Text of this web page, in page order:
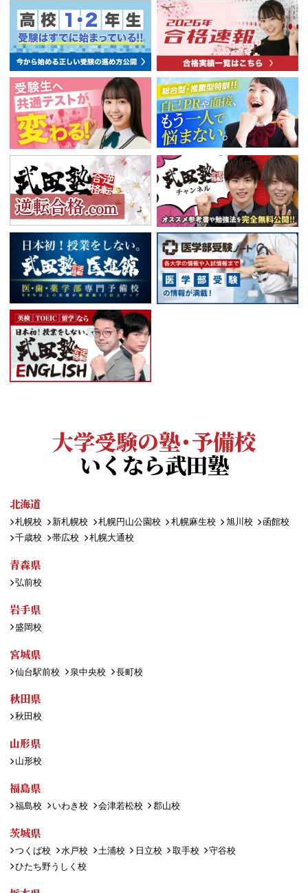
大学受験の塾・予備校
いくなら武田塾
北海道
札幌校 新札幌校 札幌円山公園校 札幌麻生校 旭川校
函館校
千歳校
帯広校 札幌大通校
青森県
弘前校
岩手県
盛岡校
宮城県
仙台駅前校 泉中央校 長町校
秋田県
秋田校
山形県
山形校
福島県
福島校 いわき校 会津若松校 郡山校
茨城県
つくば校 水戸校 土浦校 日立校 取手校
守谷校
ひたち野うしく校